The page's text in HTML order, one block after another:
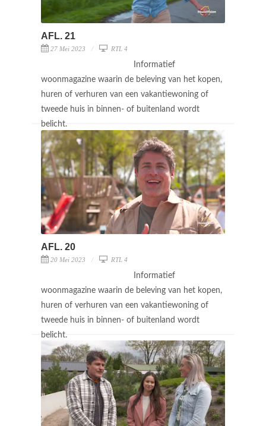
AFL. 21
27 Mei 2023 RTL 4
Informatief
woonmagazine waarin de beleving van het kopen,
huren of verhuren van een vakantiewoning of
tweede huis in binnen- of buitenland wordt
belicht.
AFL. 20
20 Mei 2023 RTL 4
Informatief
woonmagazine waarin de beleving van het kopen,
huren of verhuren van een vakantiewoning of
tweede huis in binnen- of buitenland wordt
belicht.